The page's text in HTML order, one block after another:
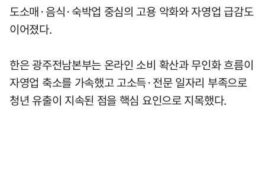
도소매·음식·숙박업 중심의 고용 악화와 자영업 급감도
이어졌다.
한은 광주전남본부는 온라인 소비 확산과 무인화 흐름이
자영업 축소를 가속했고 고소득·전문 일자리 부족으로
청년 유출이 지속된 점을 핵심 요인으로 지목했다.